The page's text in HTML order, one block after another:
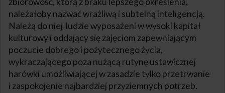
należałoby nazwać wrażliwą i subtelną inteligencją.
Należą do niej ludzie wyposażeni w wysoki kapitał
kulturowy i oddający się zajęciom zapewniającym
poczucie dobrego i pożytecznego życia,
wykraczającego poza nużącą rutynę ustawicznej
harówki umożliwiającej w zasadzie tylko przetrwanie
i zaspokojenie najbardziej przyziemnych potrzeb.